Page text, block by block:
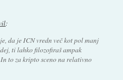
:
da je ICN vredn več kot pol manj
ti lahko filozofiraš ampak
to za kripto sceno na relativno